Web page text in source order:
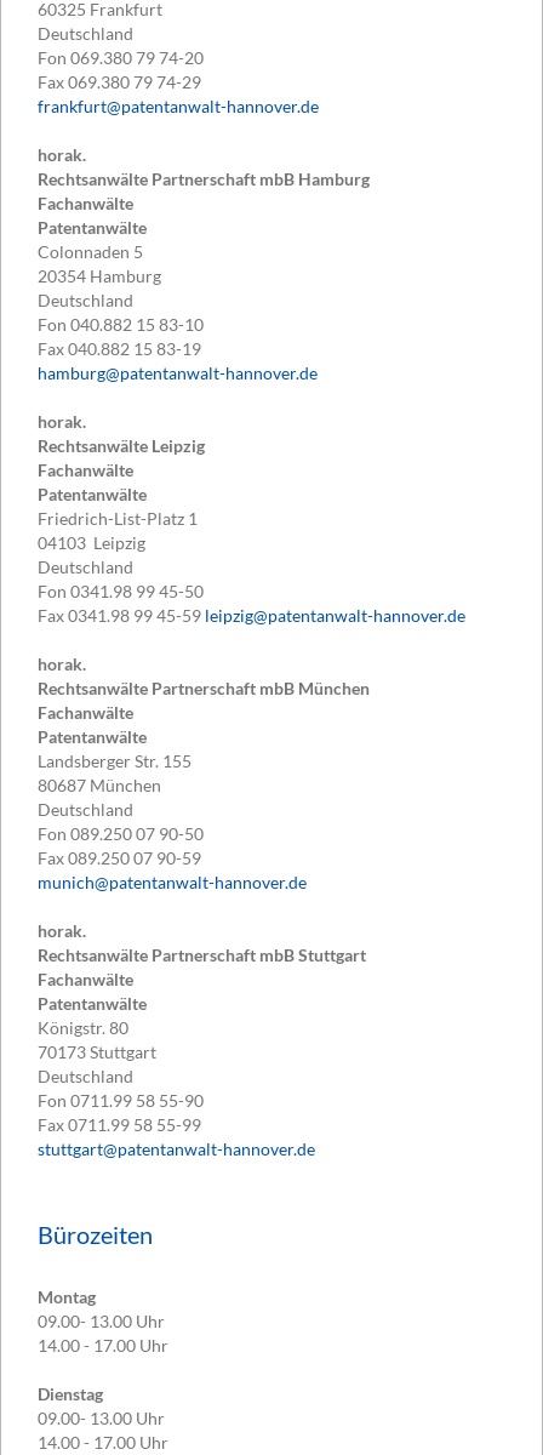
60325 Frankfurt
Deutschland
Fon 069.380 79 74-20
Fax069.380 79 74-29
frankfurt@patentanwalt-hannover.de
horak.
Rechtsanwälte Partnerschaft mbB Hamburg
Fachanwälte
Patentanwälte
Colonnaden 5
20354 Hamburg
Deutschland
Fon 040.882 15 83-10
Fax040.882 15 83-19
hamburg@patentanwalt-hannover.de
horak.
Rechtsanwälte Leipzig
Fachanwälte
Patentanwälte
Friedrich-List-Platz 1
04103 Leipzig
Deutschland
Fon 0341.98 99 45-50
Fax0341.98 99 45-59 leipzig@patentanwalt-hannover.de
horak.
Rechtsanwälte Partnerschaft mbB München
Fachanwälte
Patentanwälte
Landsberger Str. 155
80687 München
Deutschland
Fon 089.250 07 90-50
Fax089.250 07 90-59
munich@patentanwalt-hannover.de
horak.
Rechtsanwälte Partnerschaft mbB Stuttgart
Fachanwälte
Patentanwälte
Königstr. 80
70173Stuttgart
Deutschland
Fon 0711.99 58 55-90
Fax0711.99 58 55-99
stuttgart@patentanwalt-hannover.de
Bürozeiten
Montag
09.00- 13.00 Uhr
14.00 - 17.00 Uhr
Dienstag
09.00- 13.00 Uhr
14.00 - 17.00 Uhr